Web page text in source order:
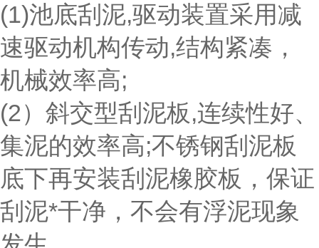
(1)池底刮泥,驱动装置采用减
速驱动机构传动,结构紧凑，
机械效率高;
(2）斜交型刮泥板,连续性好、
集泥的效率高;不锈钢刮泥板
底下再安装刮泥橡胶板，保证
刮泥*干净，不会有浮泥现象